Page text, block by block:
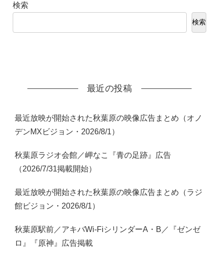
検索
検索
最近の投稿
最近放映が開始された秋葉原の映像広告まとめ（オノ
デンMXビジョン・2026/8/1）
秋葉原ラジオ会館／岬なこ『青の足跡』広告
（2026/7/31掲載開始）
最近放映が開始された秋葉原の映像広告まとめ（ラジ
館ビジョン・2026/8/1）
秋葉原駅前／アキバWi-FiシリンダーA・B／『ゼンゼ
ロ』『原神』広告掲載